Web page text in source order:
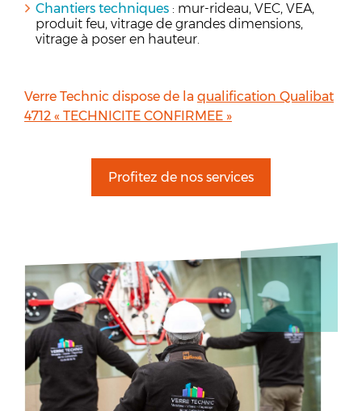
Chantiers techniques : mur-rideau, VEC, VEA,
produit feu, vitrage de grandes dimensions,
vitrage à poser en hauteur.
Verre Technic dispose de la qualification Qualibat
4712 « TECHNICITE CONFIRMEE »
Profitez de nos services